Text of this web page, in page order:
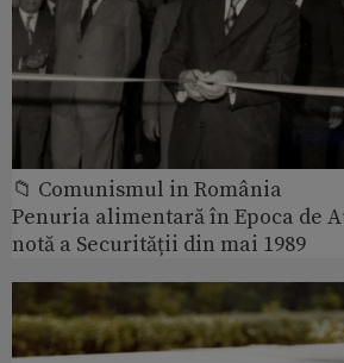
📁 Comunismul in România
Penuria alimentară în Epoca de
notă a Securității din mai 1989